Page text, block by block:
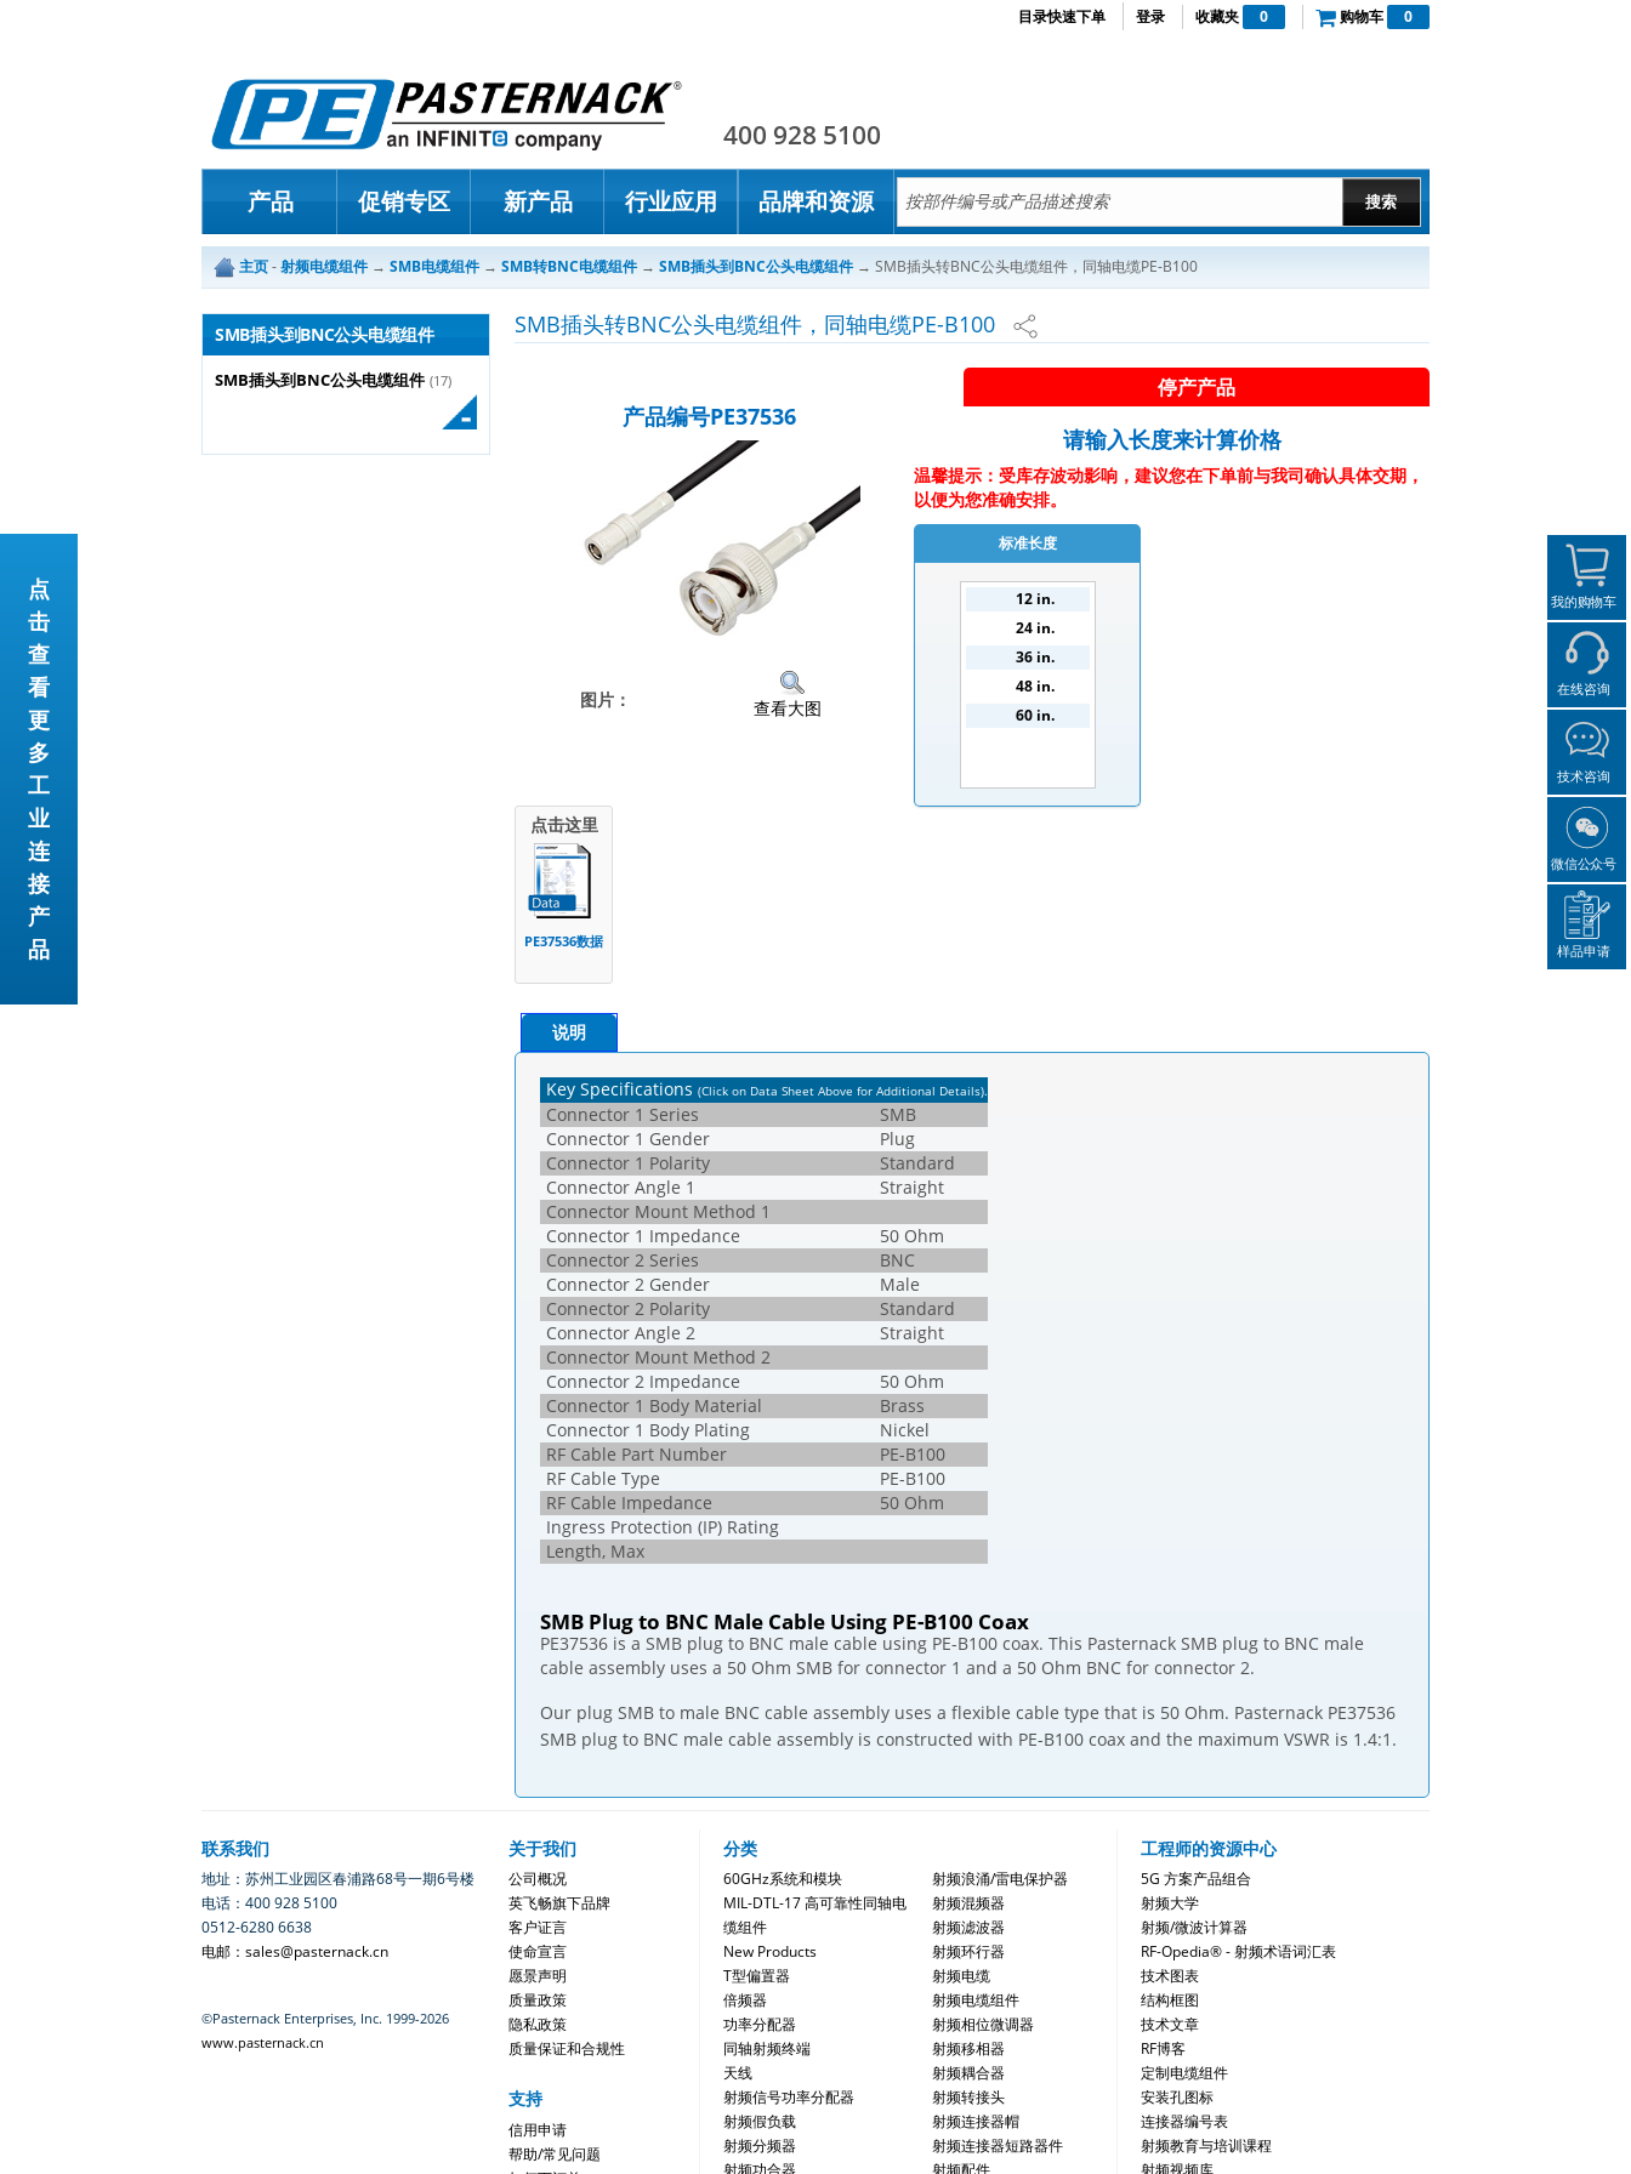
目录快速下单 登录 收藏夹 0 购物车 0
400 928 5100
产品 促销专区 新产品 行业应用 品牌和资源
主页-射频电缆组件→ SMB电缆组件→ SMB转BNC电缆组件→ SMB插头到BNC公头电缆组件→ SMB插头转BNC公头电缆组件，同轴电缆PE-B100
SMB插头到BNC公头电缆组件
SMB插头到BNC公头电缆组件 (17)
SMB插头转BNC公头电缆组件，同轴电缆PE-B100
产品编号PE37536
图片： 查看大图
点击这里
PE37536数据
停产产品
请输入长度来计算价格
温馨提示：受库存波动影响，建议您在下单前与我司确认具体交期，
以便为您准确安排。
标准长度
12 in.
24 in.
36 in.
48 in.
60 in.
说明
Key Specifications (Click on Data Sheet Above for Additional Details).
Connector 1 Series
SMB
Connector 1 Gender
Plug
Connector 1 Polarity
Standard
Connector Angle 1
Straight
Connector Mount Method 1
Connector 1 Impedance
50 Ohm
Connector 2 Series
BNC
Connector 2 Gender
Male
Connector 2 Polarity
Standard
Connector Angle 2
Straight
Connector Mount Method 2
Connector 2 Impedance
50 Ohm
Connector 1 Body Material
Brass
Connector 1 Body Plating
Nickel
RF Cable Part Number
PE-B100
RF Cable Type
PE-B100
RF Cable Impedance
50 Ohm
Ingress Protection (IP) Rating
Length, Max
SMB Plug to BNC Male Cable Using PE-B100 Coax
PE37536 is a SMB plug to BNC male cable using PE-B100 coax. This Pasternack SMB plug to BNC male
cable assembly uses a 50 Ohm SMB for connector 1 and a 50 Ohm BNC for connector 2.
Our plug SMB to male BNC cable assembly uses a flexible cable type that is 50 Ohm. Pasternack PE37536
SMB plug to BNC male cable assembly is constructed with PE-B100 coax and the maximum VSWR is 1.4:1.
联系我们
地址：苏州工业园区春浦路68号一期6号楼
电话：400 928 5100
0512-6280 6638
电邮：sales@pasternack.cn
©Pasternack Enterprises, Inc. 1999-2026
www.pasternack.cn
关于我们
公司概况
英飞畅旗下品牌
客户证言
使命宣言
愿景声明
质量政策
隐私政策
质量保证和合规性
支持
信用申请
帮助/常见问题
分类
60GHz系统和模块
MIL-DTL-17 高可靠性同轴电
缆组件
New Products
T型偏置器
倍频器
功率分配器
同轴射频终端
天线
射频信号功率分配器
射频假负载
射频分频器
射频浪涌/雷电保护器
射频混频器
射频滤波器
射频环行器
射频电缆
射频电缆组件
射频相位微调器
射频移相器
射频耦合器
射频转接头
射频连接器帽
射频连接器短路器件
工程师的资源中心
5G 方案产品组合
射频大学
射频/微波计算器
RF-Opedia® - 射频术语词汇表
技术图表
结构框图
技术文章
RF博客
定制电缆组件
安装孔图标
连接器编号表
射频教育与培训课程
点
击
查
看
更
多
工
业
连
接
产
品
我的购物车
在线咨询
技术咨询
微信公众号
样品申请